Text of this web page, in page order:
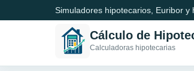
Simuladores hipotecarios, Euribor y
Cálculo de
Calculadoras hipotecarias